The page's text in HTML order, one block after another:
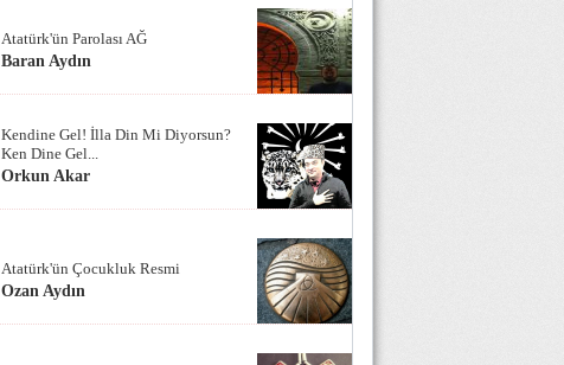
Atatürk'ün Parolası AĞ
Baran Aydın
Kendine Gel! İlla Din Mi Diyorsun?
Ken Dine Gel...
Orkun Akar
Atatürk'ün Çocukluk Resmi
Ozan Aydın